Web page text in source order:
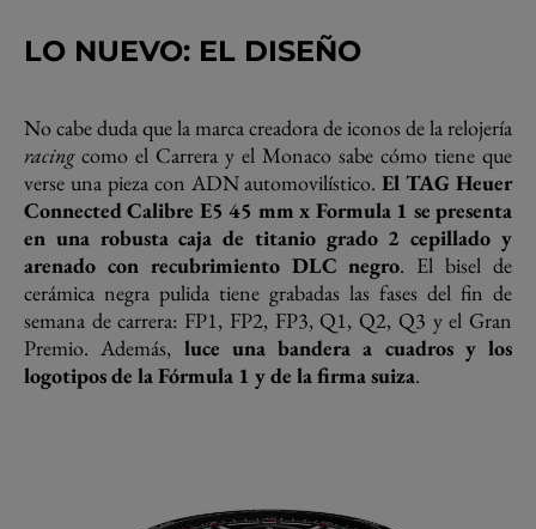
LO NUEVO: EL DISEÑO
No cabe duda que la marca creadora de iconos de la relojería
racingcomo el Carrera y el Monaco sabe cómo tiene que
verse una pieza con ADN automovilístico.El TAG Heuer
Connected Calibre E5 45 mm x Formula 1 se presenta
en una robusta caja de titanio grado 2 cepillado y
arenado con recubrimiento DLC negro. El bisel de
cerámica negra pulida tiene grabadas las fases del fin de
semana de carrera: FP1, FP2, FP3, Q1, Q2, Q3 y el Gran
Premio. Además, luce una bandera a cuadros y los
logotipos de la Fórmula 1 y de la firma suiza.